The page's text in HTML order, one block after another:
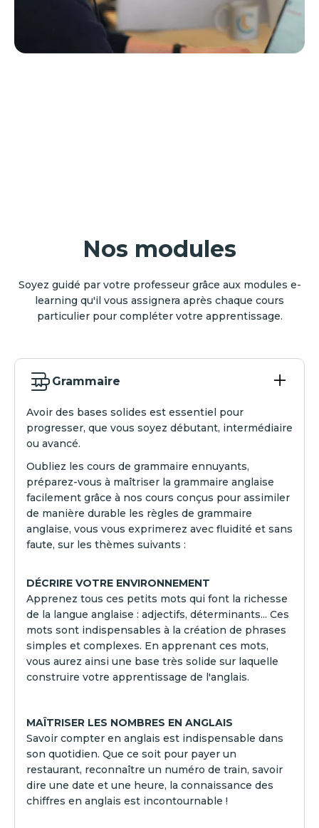
Nos modules
Soyez guidé par votre professeur grâce aux modules e-
learning qu'il vous assignera après chaque cours
particulier pour compléter votre apprentissage.
Grammaire
Avoir des bases solides est essentiel pour
progresser, que vous soyez débutant, intermédiaire
ou avancé.
Oubliez les cours de grammaire ennuyants,
préparez-vous à maîtriser la grammaire anglaise
facilement grâce à nos cours conçus pour assimiler
de manière durable les règles de grammaire
anglaise, vous vous exprimerez avec fluidité et sans
faute, sur les thèmes suivants :
DÉCRIRE VOTRE ENVIRONNEMENT
Apprenez tous ces petits mots qui font la richesse
de la langue anglaise : adjectifs, déterminants... Ces
mots sont indispensables à la création de phrases
simples et complexes. En apprenant ces mots,
vous aurez ainsi une base très solide sur laquelle
construire votre apprentissage de l'anglais.
MAÎTRISER LES NOMBRES EN ANGLAIS
Savoir compter en anglais est indispensable dans
son quotidien. Que ce soit pour payer un
restaurant, reconnaître un numéro de train, savoir
dire une date et une heure, la connaissance des
chiffres en anglais est incontournable !